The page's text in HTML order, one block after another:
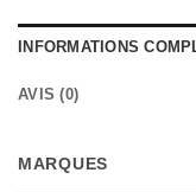
INFORMATIONS
AVIS (0)
MARQUES